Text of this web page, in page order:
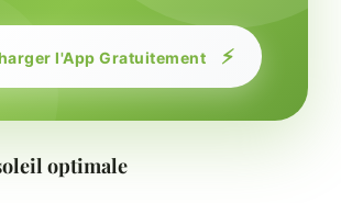
l'App Gratuitement ⚡
optimale